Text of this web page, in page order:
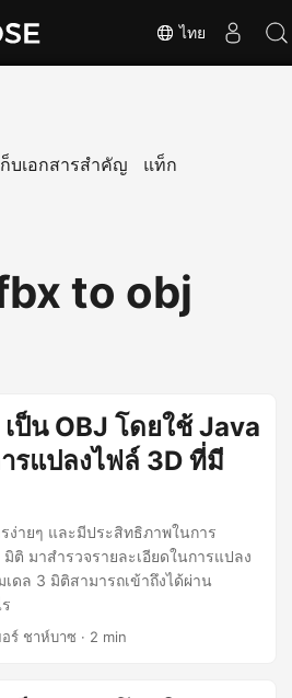
ไทย
ก็บเอกสารสำคัญ แท็ก
to obj
ป็น OBJ โดยใช้ Java
รแปลงไฟล์ 3D ที่มี
ง่ายๆ และมีประสิทธิภาพในการ
ติ มาสำรวจรายละเอียดในการแปลง
เดล 3 มิติสามารถเข้าถึงได้ผ่าน
อร์ ชาห์บาซ · 2 min